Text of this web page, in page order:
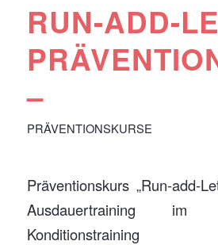
RUN-ADD-
–
PRÄVENTIONSKURSE
Präventionskurs „Run-add-
Ausdauertraining